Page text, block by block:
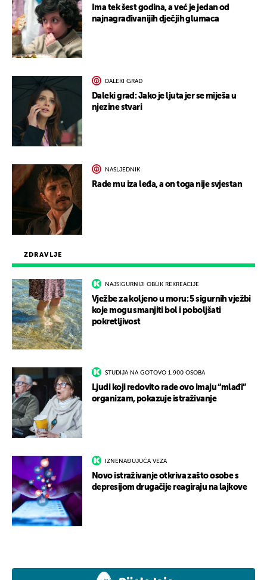
ZDRAVLJE
NAJSIGURNIJI OBLIK REKREACIJE
Vježbe za koljeno u moru: 5 sigurnih vježbi
koje mogu smanjiti bol i poboljšati
pokretljivost
STUDIJA NA GOTOVO 1.900 OSOBA
Ljudi koji redovito rade ovo imaju “mlađi”
organizam, pokazuje istraživanje
IZNENAĐUJUĆA VEZA
Novo istraživanje otkriva zašto osobe s
depresijom drugačije reagiraju na lajkove
Ima tek šest godina, a već je jedan od
najnagrađivanijih dječjih glumaca
DALEKI GRAD
Daleki grad: Jako je ljuta jer se miješa u
njezine stvari
NASLJEDNIK
Rade mu iza leđa, a on toga nije svjestan